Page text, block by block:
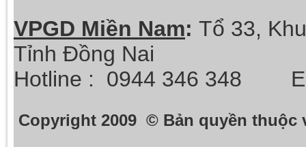
VPGD Miền Nam: Tổ 33,
Tỉnh Đồng Nai
Hotline : 0944 346 348
Copyright 2009 © Bản quyền thuộc